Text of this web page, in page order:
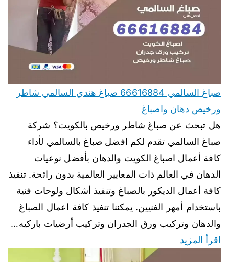
صباغ السالمي 66616884 صباغ هندي السالمي شاطر
ورخيص دهان واصباغ
هل تبحث عن صباغ شاطر ورخيص بالكويت؟ شركة
صباغ السالمي تقدم لكم افضل صباغ بالسالمي لأداء
كافة أعمال اصباغ الكويت والدهان بأفضل نوعيات
الدهان في العالم ذات المعايير العالمية بدون رائحة. تنفيذ
كافة أعمال الديكور بالصباغ وتنفيذ أشكال ولوحات فنية
باستخدام أمهر الفنيين. يمكننا تنفيذ كافة اعمال الصباغ
والدهان وتركيب ورق الجدران وتركيب أرضيات باركيه…
اقرأ المزيد